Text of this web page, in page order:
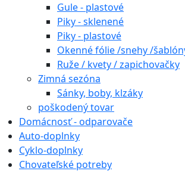
Gule - plastové
Piky - sklenené
Piky - plastové
Okenné fólie /snehy /
Ruže / kvety / zapichovačky
Zimná sezóna
Sánky, boby, klzáky
poškodený tovar
Domácnosť - odparovače
Auto-doplnky
Cyklo-doplnky
Chovateľské potreby